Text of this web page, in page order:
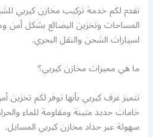
نقدم لكم خدمة تركيب مخازن كيربي
المساحات وتخزين البضائع بشكل أمن
لسيارات الشحن والنقل البحري.
ما هي مميزات مخازن كيربي؟
تتميز غرف كيربي بأنها توفر لكم
خامات حديد متينة ومقاومة للماء
سهولة عبر حداد مخازن كيربي المسايل.